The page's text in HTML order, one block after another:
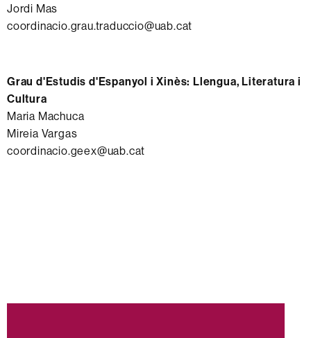
Jordi Mas
coordinacio.grau.traduccio@uab.cat
Grau d'Estudis d'Espanyol i Xinès: Llengua, Literatura i
Cultura
Maria Machuca
Mireia Vargas
coordinacio.geex@uab.cat
Informació